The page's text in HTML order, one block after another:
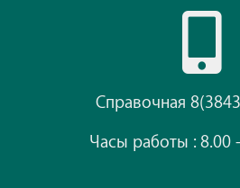
Справочная
Часы работы : 8.00